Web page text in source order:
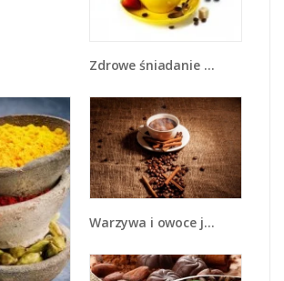
Zdrowe śniadanie dla zakochanych - JN240
Warzywa i owoce jesienią - JN711